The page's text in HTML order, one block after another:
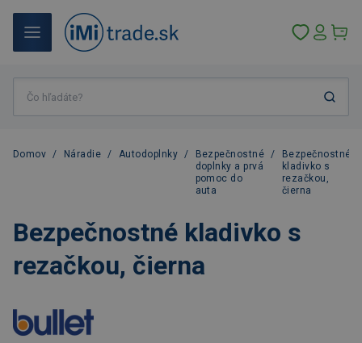
Domov / Náradie / Autodoplnky /
Bezpečnostné
doplnky a prvá
pomoc do
auta
/
Bezpečnostné
kladivko s
rezačkou,
čierna
Bezpečnostné kladivko s
rezačkou, čierna